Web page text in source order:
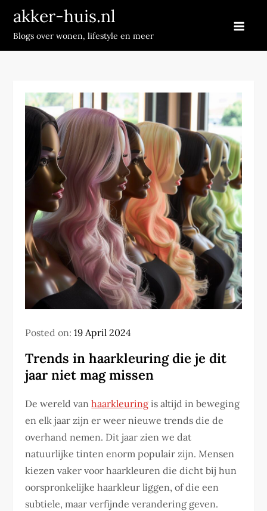
content
akker-huis.nl
Blogs over wonen, lifestyle en meer
Posted on:19 April 2024
Trends in haarkleuring die je dit
jaar niet mag missen
De wereld vanhaarkleuring is altijd in beweging
en elk jaar zijn er weer nieuwe trends die de
overhand nemen. Dit jaar zien we dat
natuurlijke tinten enorm populair zijn. Mensen
kiezen vaker voor haarkleuren die dicht bij hun
oorspronkelijke haarkleur liggen, of die een
subtiele, maar verfijnde verandering geven.